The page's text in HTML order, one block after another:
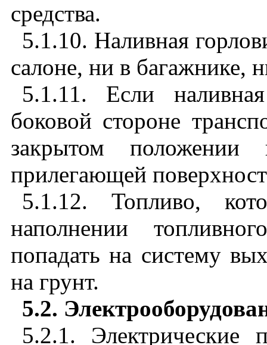
средства.
5.1.10. Наливная
салоне, ни в багажнике,
5.1.11. Если
боковой стороне
закрытом
прилегающей
5.1.12. Топливо,
наполнении
попадать на систему
на грунт.
5.2.
5.2.1. Электрические